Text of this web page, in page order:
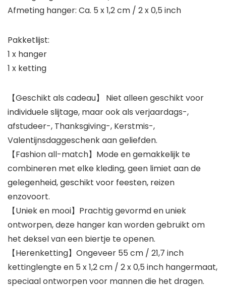
Afmeting hanger: Ca. 5 x 1,2 cm / 2 x 0,5 inch
Pakketlijst:
1 x hanger
1 x ketting
【Geschikt als cadeau】 Niet alleen geschikt voor
individuele slijtage, maar ook als verjaardags-,
afstudeer-, Thanksgiving-, Kerstmis-,
Valentijnsdaggeschenk aan geliefden.
【Fashion all-match】Mode en gemakkelijk te
combineren met elke kleding, geen limiet aan de
gelegenheid, geschikt voor feesten, reizen
enzovoort.
【Uniek en mooi】Prachtig gevormd en uniek
ontworpen, deze hanger kan worden gebruikt om
het deksel van een biertje te openen.
【Herenketting】Ongeveer 55 cm / 21,7 inch
kettinglengte en 5 x 1,2 cm / 2 x 0,5 inch hangermaat,
speciaal ontworpen voor mannen die het dragen.